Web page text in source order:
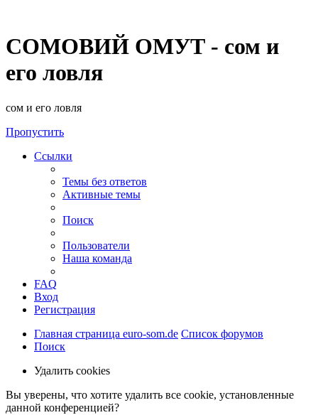
СОМОВИЙ ОМУТ - сом и
его ловля
сом и его ловля
Пропустить
Ссылки
Темы без ответов
Активные темы
Поиск
Пользователи
Наша команда
FAQ
Вход
Регистрация
Главная страница euro-som.de Список форумов
Поиск
Удалить cookies
Вы уверены, что хотите удалить все cookie, установленные
данной конференцией?